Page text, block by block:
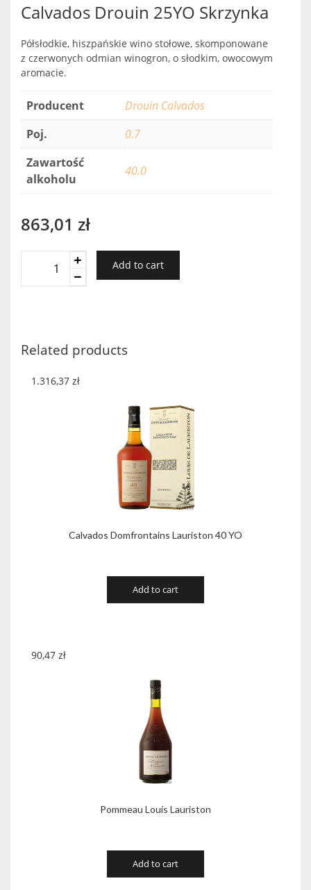
Calvados Drouin 25YO Skrzynka
Półsłodkie, hiszpańskie wino stołowe, skomponowane
z czerwonych odmian winogron, o słodkim, owocowym
aromacie.
Producent
Drouin Calvados
Poj.
0.7
Zawartość
alkoholu
40.0
863,01 zł
Drouin
Add to cart
Related products
Calvados Domfrontains Lauriston 40 YO
1.316,37 zł
Add to cart
Pommeau Louis Lauriston
90,47 zł
Add to cart